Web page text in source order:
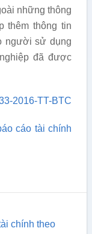
những thông
thêm thông tin
người sử dụng
đã được
2016-TT-BTC
cáo tài chính
chính theo